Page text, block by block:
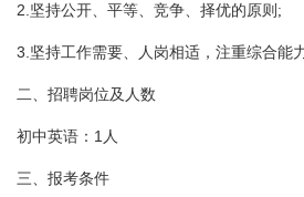
2. 坚持公开、平等、竞争、择优的原则;
3. 坚持工作需要、人岗相适，注重综合能
二、招聘岗位及人数
初中英语： 1 人
三、报考条件